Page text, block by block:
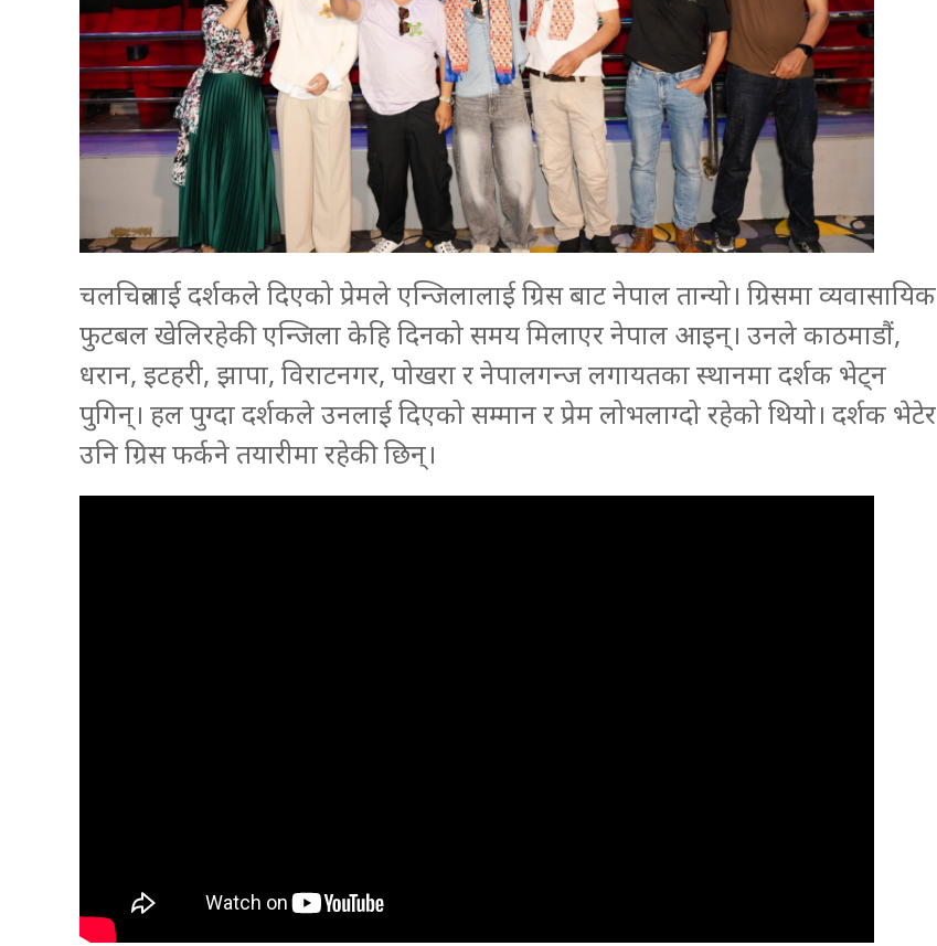
चलचित्रलाई दर्शकले दिएको प्रेमले एन्जिलालाई ग्रिस बाट नेपाल तान्यो। ग्रिसमा व्यवासायिक
फुटबल खेलिरहेकी एन्जिला केहि दिनको समय मिलाएर नेपाल आइन्। उनले काठमाडौं,
धरान, इटहरी, झापा, विराटनगर, पोखरा र नेपालगन्ज लगायतका स्थानमा दर्शक भेट्न
पुगिन्। हल पुग्दा दर्शकले उनलाई दिएको सम्मान र प्रेम लोभलाग्दो रहेको थियो। दर्शक भेटेर
उनि ग्रिस फर्कने तयारीमा रहेकी छिन्।